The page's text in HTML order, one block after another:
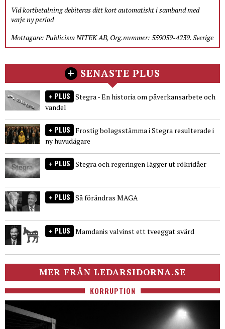
Vid kortbetalning debiteras ditt kort automatiskt i samband med
varje ny period
Mottagare: Publicism NITEK AB, Org.nummer: 559059-4239. Sverige
SENASTE PLUS
PLUS Stegra - En historia om påverkansarbete och
vandel
PLUS Frostig bolagsstämma i Stegra resulterade i
ny huvudägare
PLUS Stegra och regeringen lägger ut rökridåer
PLUS Så förändras MAGA
PLUS Mamdanis valvinst ett tveeggat svärd
MER FRÅN LEDARSIDORNA.SE
KORRUPTION